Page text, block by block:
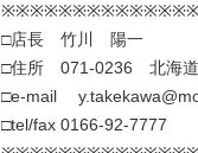
□店長 竹川 陽一
□住所 071-0236 北海道
□e-mail
□tel/fax 0166-92-7777